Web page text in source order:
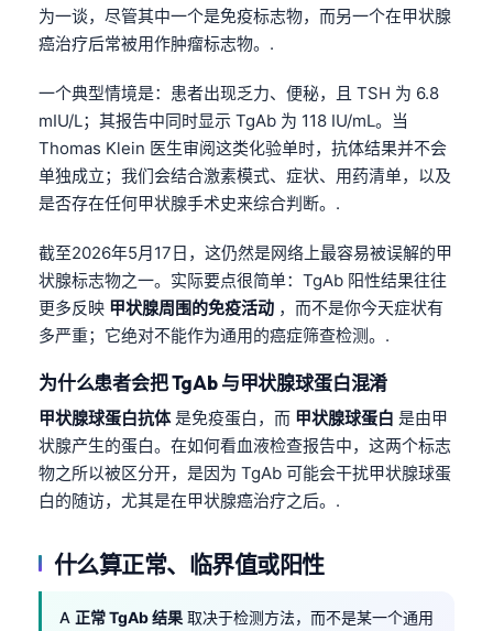
为一谈，尽管其中一个是免疫标志物，而另一个在甲状腺
癌治疗后常被用作肿瘤标志物。.
一个典型情境是：患者出现乏力、便秘，且 TSH 为 6.8
mIU/L；其报告中同时显示 TgAb 为 118 IU/mL。当
Thomas Klein 医生审阅这类化验单时，抗体结果并不会
单独成立；我们会结合激素模式、症状、用药清单，以及
是否存在任何甲状腺手术史来综合判断。.
截至2026年5月17日，这仍然是网络上最容易被误解的甲
状腺标志物之一。实际要点很简单：TgAb 阳性结果往往
更多反映 甲状腺周围的免疫活动 ，而不是你今天症状有
多严重；它绝对不能作为通用的癌症筛查检测。.
为什么患者会把 TgAb 与甲状腺球蛋白混淆
甲状腺球蛋白抗体是免疫蛋白，而 甲状腺球蛋白 是由甲
状腺产生的蛋白。在如何看血液检查报告中，这两个标志
物之所以被区分开，是因为 TgAb 可能会干扰甲状腺球蛋
白的随访，尤其是在甲状腺癌治疗之后。.
什么算正常、临界值或阳性
A 正常 TgAb 结果 取决于检测方法，而不是某一个通用